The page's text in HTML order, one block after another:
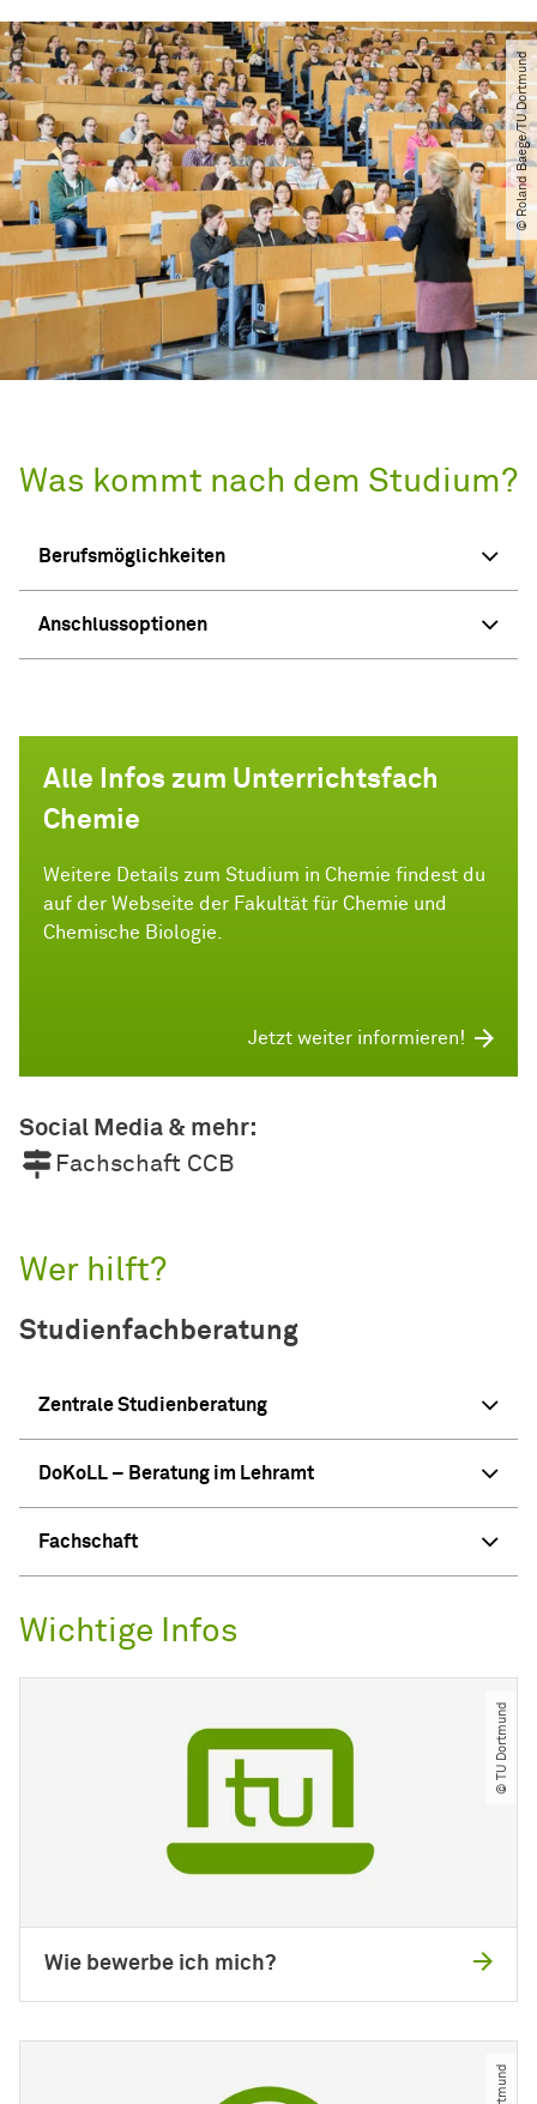
© Roland Baege​/​TU Dortmund
Was kommt nach dem Studium?
Berufsmöglichkeiten
Anschlussoptionen
Alle Infos zum Unterrichtsfach
Chemie
Weitere Details zum Studium in Chemie findest du
auf der Webseite der Fakultät für Chemie und
Chemische Biologie.
Jetzt weiter informieren!
Social Media & mehr:
Fachschaft CCB
Wer hilft?
Studienfachberatung
Zentrale Studienberatung
DoKoLL – Beratung im Lehramt
Fachschaft
Wichtige Infos
© TU Dortmund
Wie bewerbe ich mich?